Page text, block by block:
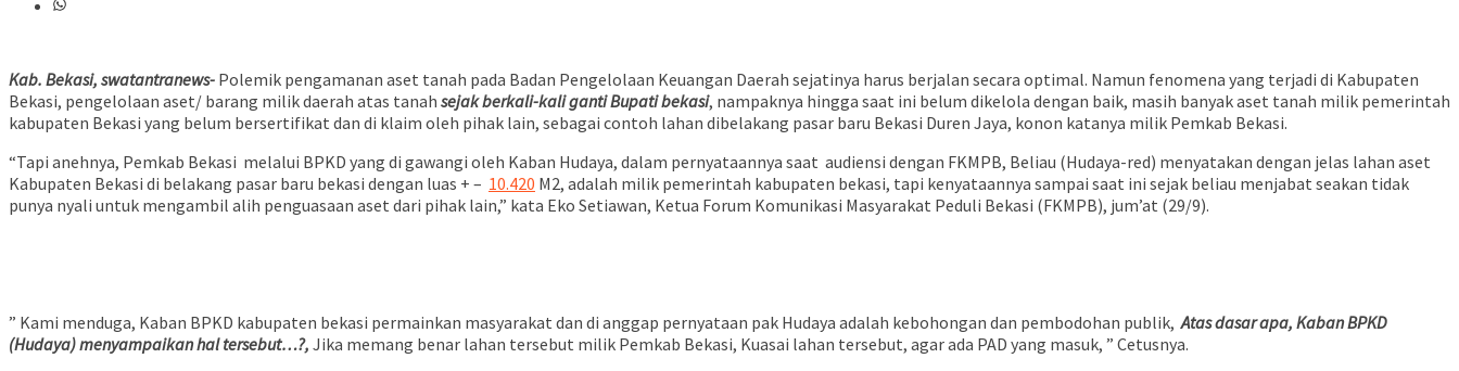
Kab. Bekasi, swatantranews- Polemik pengamanan aset tanah pada Badan Pengelolaan Keuangan Daerah sejatinya harus berjalan secara optimal. Namun fenomena yang terjadi di Kabupaten
Bekasi, pengelolaan aset/ barang milik daerah atas tanah sejak berkali-kali ganti Bupati bekasi, nampaknya hingga saat ini belum dikelola dengan baik, masih banyak aset tanah milik pemerintah
kabupaten Bekasi yang belum bersertifikat dan di klaim oleh pihak lain, sebagai contoh lahan dibelakang pasar baru Bekasi Duren Jaya, konon katanya milik Pemkab Bekasi.
“Tapi anehnya, Pemkab Bekasi melalui BPKD yang di gawangi oleh Kaban Hudaya, dalam pernyataannya saat audiensi dengan FKMPB, Beliau (Hudaya-red) menyatakan dengan jelas lahan aset
Kabupaten Bekasi di belakang pasar baru bekasi dengan luas + – 10.420 M2, adalah milik pemerintah kabupaten bekasi, tapi kenyataannya sampai saat ini sejak beliau menjabat seakan tidak
punya nyali untuk mengambil alih penguasaan aset dari pihak lain,” kata Eko Setiawan, Ketua Forum Komunikasi Masyarakat Peduli Bekasi (FKMPB), jum’at (29/9).
” Kami menduga, Kaban BPKD kabupaten bekasi permainkan masyarakat dan di anggap pernyataan pak Hudaya adalah kebohongan dan pembodohan publik,Atas dasar apa, Kaban BPKD
(Hudaya) menyampaikan hal tersebut…?, Jika memang benar lahan tersebut milik Pemkab Bekasi, Kuasai lahan tersebut, agar ada PAD yang masuk, ” Cetusnya.